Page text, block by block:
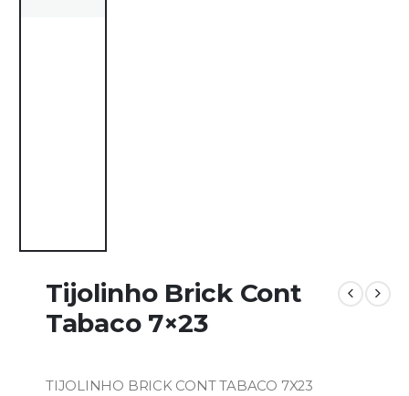
Tijolinho Brick Cont
Tabaco 7×23
TIJOLINHO BRICK CONT TABACO 7X23